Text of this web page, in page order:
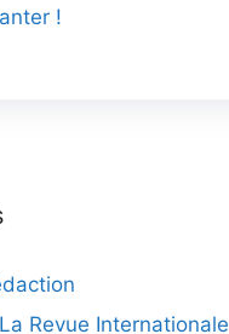
!
Revue Internationale